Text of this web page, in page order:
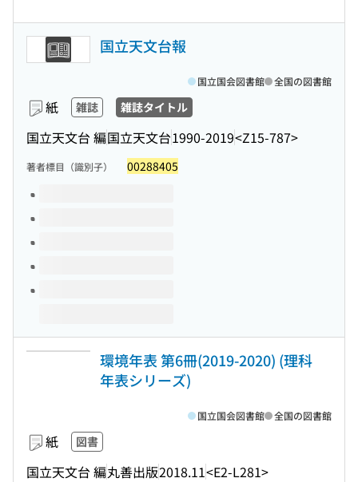
国立天文台報
紙 雑誌 雑誌タイトル
国立天文台 編国立天文台1990-2019<Z15-787>
国立国会図書館 全国の図書館
著者標目（識別子） 00288405
このタイトルの巻号
環境年表 第6冊(2019-2020) (理科
年表シリーズ)
紙 図書
国立天文台 編丸善出版2018.11<E2-L281>
国立国会図書館 全国の図書館